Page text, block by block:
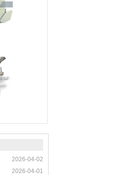
2026-04-02
2026-04-01